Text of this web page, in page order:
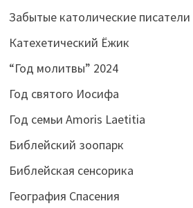
Забытые католические
Катехетический Ёжик
“Год молитвы” 2024
Год святого Иосифа
Год семьи Amoris Laetitia
Библейский зоопарк
Библейская сенсорика
География Спасения